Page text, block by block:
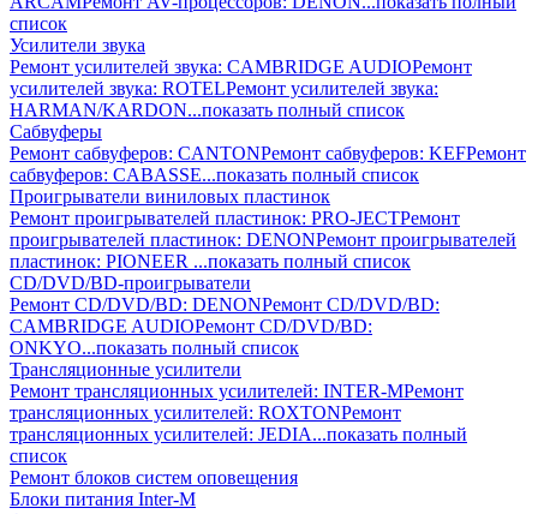
список
Усилители звука
Ремонт усилителей звука: CAMBRIDGE AUDIOРемонт
усилителей звука: ROTELРемонт усилителей звука:
HARMAN/KARDON...показать полный список
Сабвуферы
Ремонт сабвуферов: CANTONРемонт сабвуферов: KEFРемонт
сабвуферов: CABASSE...показать полный список
Проигрыватели виниловых пластинок
Ремонт проигрывателей пластинок: PRO-JECTРемонт
проигрывателей пластинок: DENONРемонт проигрывателей
пластинок: PIONEER ...показать полный список
CD/DVD/BD-проигрыватели
Ремонт CD/DVD/BD: DENONРемонт CD/DVD/BD:
CAMBRIDGE AUDIOРемонт CD/DVD/BD:
ONKYO...показать полный список
Трансляционные усилители
Ремонт трансляционных усилителей: INTER-MРемонт
трансляционных усилителей: ROXTONРемонт
трансляционных усилителей: JEDIA...показать полный
список
Ремонт блоков систем оповещения
Блоки питания Inter-M